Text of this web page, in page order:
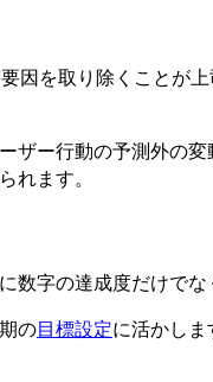
を取り除くことが
ー行動の予測外の
れます。
字の達成度だけで
の目標設定に活かし